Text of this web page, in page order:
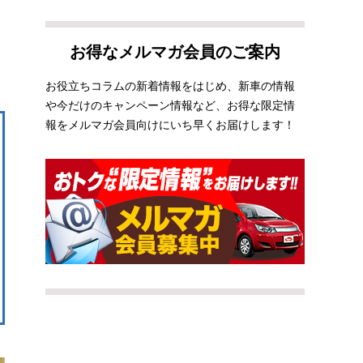
お得なメルマガ会員のご案内
お役立ちコラムの新着情報をはじめ、新車の情報
や今だけのキャンペーン情報など、お得な限定情
報をメルマガ会員向けにいち早くお届けします！